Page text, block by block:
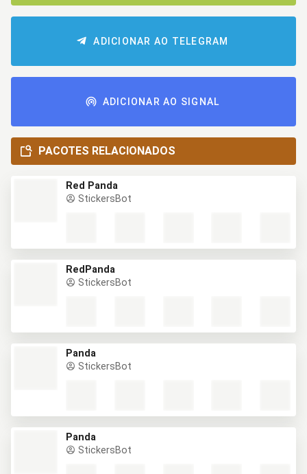
ADICIONAR AO TELEGRAM
ADICIONAR AO SIGNAL
PACOTES RELACIONADOS
Red Panda
StickersBot
RedPanda
StickersBot
Panda
StickersBot
Panda
StickersBot